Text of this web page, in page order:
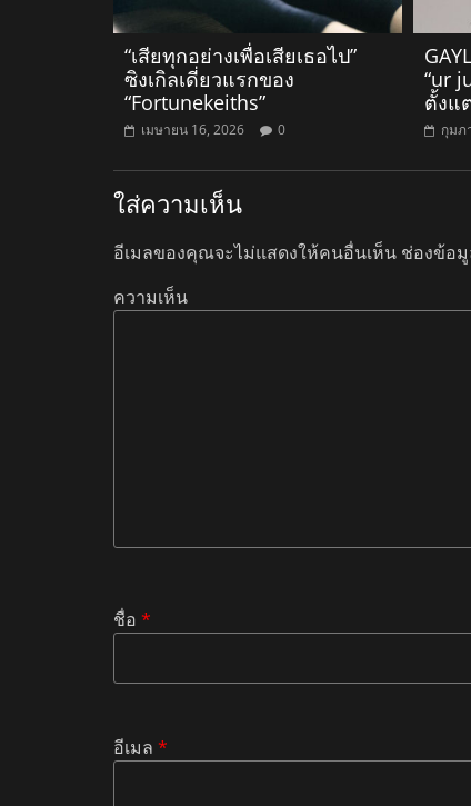
“เสียทุกอย่างเพื่อเสียเธอไป”
ซิงเกิลเดี่ยวแรกของ
“Fortunekeiths”
เมษายน 16, 2026 0
“ur
ตั้งแ
กุมภ
ใส่ความเห็น
อีเมลของคุณจะไม่แสดงให้คนอื่นเห็น ช่องข้อมู
ความเห็น
ชื่อ *
อีเมล *